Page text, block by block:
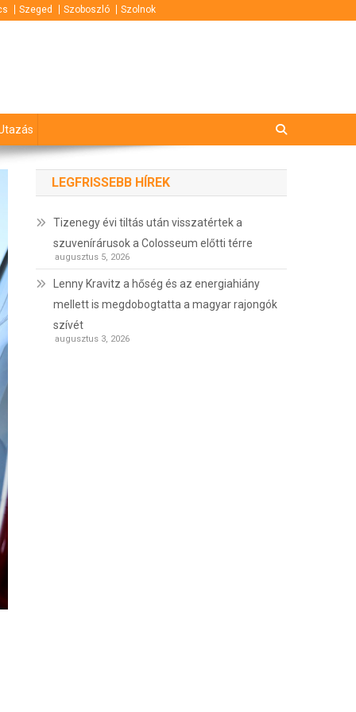
Szeged Szoboszló Szolnok
LEGFRISSEBB HÍREK
Tizenegy évi tiltás után visszatértek a
szuvenírárusok a Colosseum előtti térre
augusztus 5, 2026
Lenny Kravitz a hőség és az energiahiány
mellett is megdobogtatta a magyar rajongók
szívét
augusztus 3, 2026